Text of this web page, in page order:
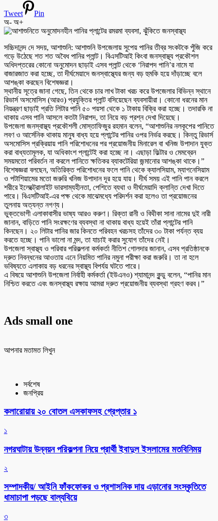
Tweet
Pin
অ- অ+
সচ্চিদানন্দ দে সদয়, আশাশুনি: আশাশুনি উপজেলায় সুপেয় পানির তীব্র সংকটকে পুঁজি করে
গড়ে উঠেছে শত শত অবৈধ পানির প্লান্ট। বিএসটিআই কিংবা জনস্বাস্থ্য প্রকৌশল
অধিদপ্তরের কোনো অনুমোদন ছাড়াই এসব প্লান্ট থেকে ‘নিরাপদ পানি’র নামে যা
বাজারজাত করা হচ্ছে, তা দীর্ঘমেয়াদে জনস্বাস্থ্যের জন্য বড় হুমকি হয়ে দাঁড়াচ্ছে বলে
আশঙ্কা করছেন বিশেষজ্ঞরা।
স্থানীয় সূত্রে জানা গেছে, তিন থেকে চার লাখ টাকা খরচ করে উপজেলার বিভিন্ন স্থানে
রিভার্স অসমোসিস (আরও) প্রযুক্তির প্লান্ট বসিয়েছেন ব্যবসায়ীরা। কোনো ধরনের মান
নিয়ন্ত্রণ ছাড়াই প্রতি লিটার পানি ৫০ পয়সা থেকে ১ টাকায় বিক্রি করা হচ্ছে। তদারকি না
থাকায় এসব পানি আসলে কতটা নিরাপদ, তা নিয়ে বড় প্রশ্ন দেখা দিয়েছে।
উপজেলা জনস্বাস্থ্য প্রকৌশলী মোস্তাফিজুর রহমান বলেন, “আশাশুনির নলকূপের পানিতে
লবণ ও আর্সেনিক থাকায় মানুষ বাধ্য হয়ে প্লান্টের পানির ওপর নির্ভর করছে। কিন্তু রিভার্স
অসমোসিস প্রক্রিয়ায় পানি পরিশোধনের পর প্রয়োজনীয় মিনারেল বা খনিজ উপাদান যুক্ত
করা বাধ্যতামূলক, যা অধিকাংশ প্লান্টেই করা হচ্ছে না। এছাড়া ফিল্টার ও মেমব্রেন
সময়মতো পরিবর্তন না করলে পানিতে ক্ষতিকর ব্যাকটেরিয়া জন্মানোর আশঙ্কা থাকে।”
বিশেষজ্ঞরা বলছেন, অতিরিক্ত পরিশোধনের ফলে পানি থেকে ক্যালসিয়াম, ম্যাগনেসিয়াম
ও পটাশিয়ামের মতো জরুরি খনিজ উপাদান দূর হয়ে যায়। দীর্ঘ সময় এই পানি পান করলে
শরীরে ইলেক্ট্রোলাইট ভারসাম্যহীনতা, পেশিতে ব্যথা ও দীর্ঘমেয়াদি ক্লান্তি দেখা দিতে
পারে। বিএসটিআই-এর পক্ষ থেকে মাঝেমধ্যে পরিদর্শন করা হলেও তা প্রয়োজনের
তুলনায় অত্যন্ত নগণ্য।
ভুক্তভোগী এলাকাবাসীর ভাষ্য আরও করুণ। রিক্তা রানী ও বিথীকা সানা নামের দুই নারী
জানান, বাড়িতে পানি সংরক্ষণের ব্যবস্থা না থাকায় বাধ্য হয়েই তাঁরা প্লান্টের পানি
কিনছেন। ২০ লিটার পানির জার কিনতে পরিবহন খরচসহ তাঁদের ৩০ টাকা পর্যন্ত ব্যয়
করতে হচ্ছে। পানি ভালো না মন্দ, তা যাচাই করার সুযোগ তাঁদের নেই।
উপজেলা স্বাস্থ্য ও পরিবার পরিকল্পনা কর্মকর্তা নীতিশ গোলদার জানান, এসব প্রতিষ্ঠানকে
দ্রুত নিবন্ধনের আওতায় এনে নিয়মিত পানির নমুনা পরীক্ষা করা জরুরি। তা না হলে
ভবিষ্যতে এলাকায় বড় ধরনের স্বাস্থ্য বিপর্যয় ঘটতে পারে।
এ বিষয়ে আশাশুনি উপজেলা নির্বাহী কর্মকর্তা (ইউএনও) শ্যামানন্দ কুন্ডু বলেন, “পানির মান
নিশ্চিত করতে এবং জনস্বাস্থ্য রক্ষায় আমরা দ্রুত প্রয়োজনীয় ব্যবস্থা গ্রহণ করব।”
Ads small one
আপনার মতামত লিখুন
সর্বশেষ
জনপ্রিয়
কলারোয়ায় ২০ বোতল এসকাফসহ গ্রেপ্তার ১
১
নগরঘাটায় উন্নয়ন পরিকল্পনা নিয়ে প্রার্থী ইবাদুল ইসলামের মতবিনিময়
২
সম্পাদকীয়/ আইনি ফাঁকফোকর ও প্রশাসনিক দায় এড়ানোর সংস্কৃতিতে
ধামাচাপা পড়ছে বাল্যবিয়ে
৩